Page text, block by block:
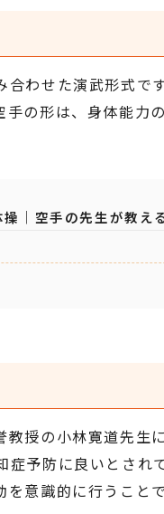
わせた演武形式で
の形は、身体能力
｜空手の先生が教え
授の小林寛道先生
予防に良いとされ
意識的に行うこと